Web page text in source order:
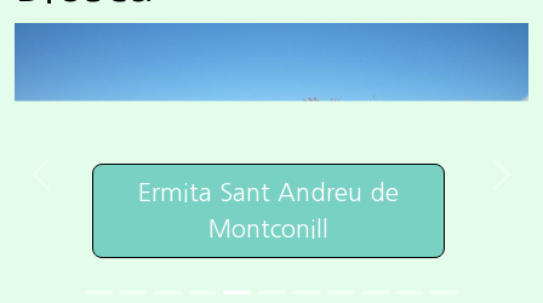
Ermita Sant Andreu de
Montconill